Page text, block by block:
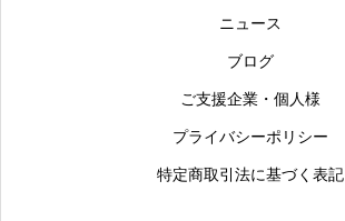
ニュース
ブログ
ご支援企業・個人様
プライバシーポリシー
特定商取引法に基づく表記